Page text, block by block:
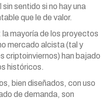
sentido si no hay una
que le de valor.
mayoría de los proyectos
mercado alcista (tal y
criptoinviernos) han bajado
históricos.
bien diseñados, con uso
de demanda, son